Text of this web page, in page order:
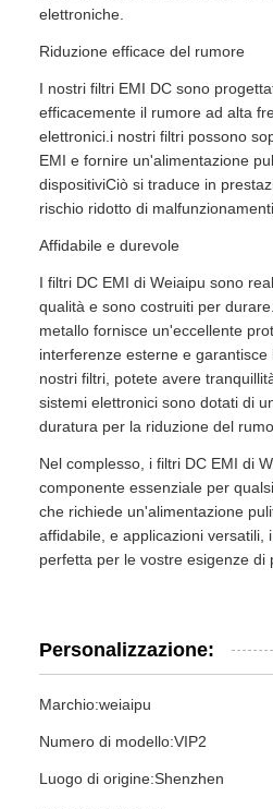
elettroniche.
Riduzione efficace del rumore
I nostri filtri EMI DC sono
efficacemente il rumore ad alta
elettronici.i nostri filtri possono
EMI e fornire un'alimentazione
dispositiviCiò si traduce in
rischio ridotto di
Affidabile e durevole
I filtri DC EMI di Weiaipu sono
qualità e sono costruiti per
metallo fornisce un'eccellente
interferenze esterne e
nostri filtri, potete avere
sistemi elettronici sono dotati di
duratura per la riduzione del
Nel complesso, i filtri DC EMI di
componente essenziale per
che richiede un'alimentazione
affidabile, e applicazioni versatili,
perfetta per le vostre esigenze di
Personalizzazione:
Marchio:weiaipu
Numero di modello:VIP2
Luogo di origine:Shenzhen